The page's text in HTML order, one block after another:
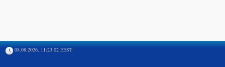
08.08.2026, 11:23:02 EEST